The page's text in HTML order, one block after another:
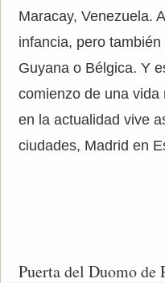
Maracay, Venezuela.
infancia, pero
Guyana o Bélgica. Y
comienzo de una
en la actualidad vive
ciudades, Madrid en
Puerta del Duomo de